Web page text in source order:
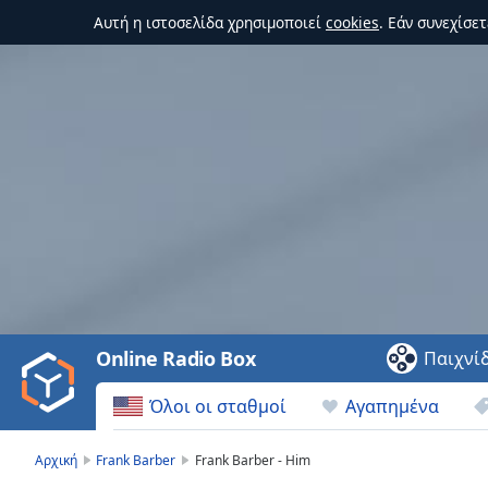
Αυτή η ιστοσελίδα χρησιμοποιεί cookies. Εάν
Video
Play
Backward
Skip
Όλοι οι σταθμοί Αγαπημένα
Online Radio Box
Αρχική Frank Barber Frank Barber - Him